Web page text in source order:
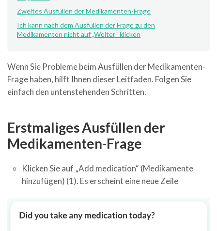
Zweites Ausfüllen der Medikamenten-Frage
Ich kann nach dem Ausfüllen der Frage zu den
Medikamenten nicht auf „Weiter“ klicken
Wenn Sie Probleme beim Ausfüllen der Medikamenten-
Frage haben, hilft Ihnen dieser Leitfaden. Folgen Sie
einfach den untenstehenden Schritten.
Erstmaliges Ausfüllen der
Medikamenten-Frage
Klicken Sie auf „Add medication“ (Medikamente
hinzufügen) (1). Es erscheint eine neue Zeile